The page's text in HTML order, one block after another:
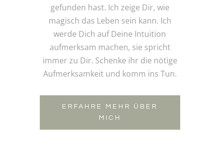
gefunden hast. Ich zeige Dir, wie
magisch das Leben sein kann. Ich
werde Dich auf Deine Intuition
aufmerksam machen, sie spricht
immer zu Dir. Schenke ihr die nötige
Aufmerksamkeit und komm ins Tun.
ERFAHRE MEHR ÜBER
MICH